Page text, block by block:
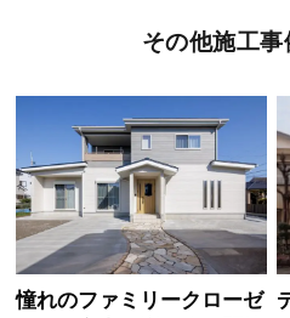
その他施工
憧れのファミリークローゼ